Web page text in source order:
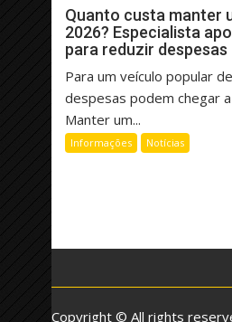
Quanto custa manter
2026? Especialista
para reduzir despesas
Para um veículo popular
despesas podem chegar
Manter um...
Informações Notícias
Copyright © All rights